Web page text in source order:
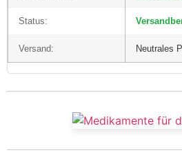
Status:
Versand: Neutrales